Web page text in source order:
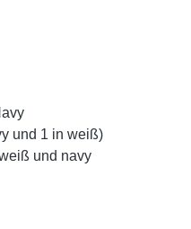
und 1 in weiß)
und navy